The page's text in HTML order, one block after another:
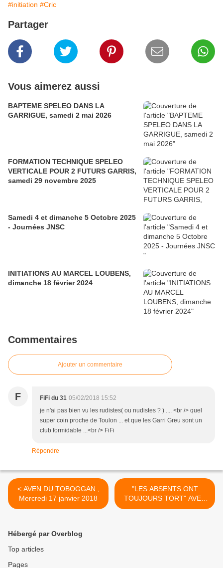
#initiation #Cric
Partager
Vous aimerez aussi
BAPTEME SPELEO DANS LA
GARRIGUE, samedi 2 mai 2026
FORMATION TECHNIQUE SPELEO
VERTICALE POUR 2 FUTURS GARRIS,
samedi 29 novembre 2025
Samedi 4 et dimanche 5 Octobre 2025
- Journées JNSC
INITIATIONS AU MARCEL LOUBENS,
dimanche 18 février 2024
Commentaires
Ajouter un commentaire
F FiFi du 31 05/02/2018 15:52
je n'ai pas bien vu les rudistes( ou nudistes ? ) .... <br /> quel
super coin proche de Toulon ... et que les Garri Greu sont un
club formidable ...<br /> FiFi
Répondre
< AVEN DU TOBOGGAN ,
Mercredi 17 janvier 2018
"LES ABSENTS ONT
TOUJOURS TORT" AVEN
BLACK AND WHITE: BELLE
Hébergé par Overblog
Top articles
Pages